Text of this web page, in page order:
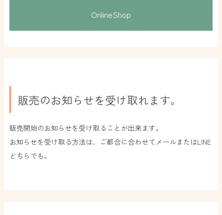
OnlineShop
販売のお知らせを受け取れます。
販売開始のお知らせを受け取ることが出来ます。
お知らせを受け取る方法は、ご都合に合わせてメールまたはLINE
どちらでも。